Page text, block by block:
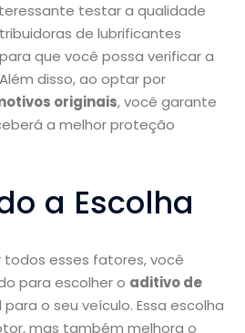
testar a qualidade
de lubrificantes
que você possa verificar a
disso, ao optar por
originais, você garante
a melhor proteção
a Escolha
todos esses fatores, você
para escolher o aditivo de
para o seu veículo. Essa escolha
mas também melhora o